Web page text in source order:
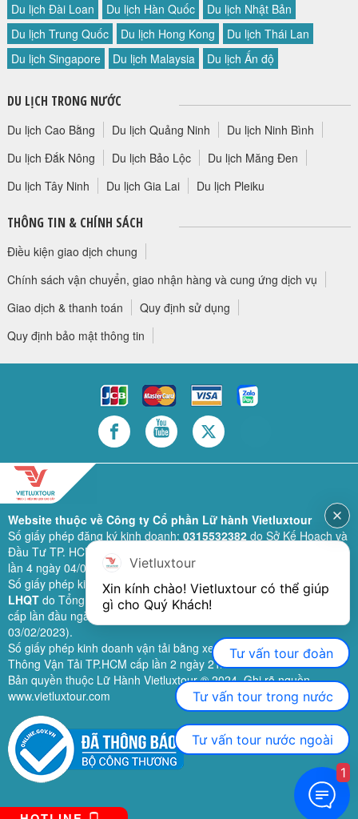
Du lịch Đài Loan Du lịch Hàn Quốc
Du lịch Nhật Bản
Du lịch Trung Quốc
Du lịch Hong Kong
Du lịch Thái Lan
Du lịch Singapore
Du lịch Malaysia Du lịch Ấn độ
DU LỊCH TRONG NƯỚC
Du lịch Cao Bằng Du lịch Quảng Ninh
Du lịch Ninh Bình
Du lịch Đắk Nông
Du lịch Bảo Lộc
Du lịch Măng Đen
Du lịch Tây Ninh
Du lịch Gia Lai Du lịch Pleiku
THÔNG TIN & CHÍNH SÁCH
Điều kiện giao dịch chung
Chính sách vận chuyển, giao nhận hàng và cung ứng dịch vụ
Giao dịch & thanh toán
Quy định sử dụng
Quy định bảo mật thông tin
Website thuộc về Công ty Cổ phần Lữ hành Vietluxtour
Số giấy phép đăng ký kinh doanh: 0315532382do Sở Kế Hoạch và
Đầu Tư TP. HCM cấp lần đầu ngày 28/02/2019 (sửa đổi bổ sung
lần 4 ngày 04/06/2024).
Số giấy phép kinh doanh lữ hành quốc tế:79-1111/2019/TCDL-GP
LHQTdo Tổng Cục Du Lịch (nay là Cục Du lịch quốc gia Việt Nam)
cấp lần đầu ngày 26/09/2019 (sửa đổi, bổ sung lần 3 ngày
03/02/2023).
Số giấy phép kinh doanh vận tải bằng xe ô tô:11924do Sở Giao
Thông Vận Tải TP.HCM cấp lần 2 ngày 21/02/2023.
Bản quyền thuộc Lữ Hành Vietluxtour ® 2024. Ghi rõ nguồn
www.vietluxtour.com
Vietluxtour
Xin kính chào! Vietluxtour có thể giúp
gì cho Quý Khách!
Tư vấn tour đoàn
Tư vấn tour trong nước
Tư vấn tour nước ngoài
1